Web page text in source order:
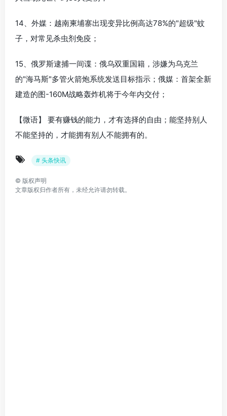
14、外媒：越南柬埔寨出现变异比例高达78%的"超级"蚊
子，对常见杀虫剂免疫；
15、俄罗斯逮捕一间谍：俄乌双重国籍，涉嫌为乌克兰
的"海马斯"多管火箭炮系统发送目标指示；俄媒：首架全新
建造的图-160M战略轰炸机将于今年内交付；
【微语】 要有赚钱的能力，才有选择的自由；能坚持别人
不能坚持的，才能拥有别人不能拥有的。
# 头条快讯
© 版权声明
文章版权归作者所有，未经允许请勿转载。